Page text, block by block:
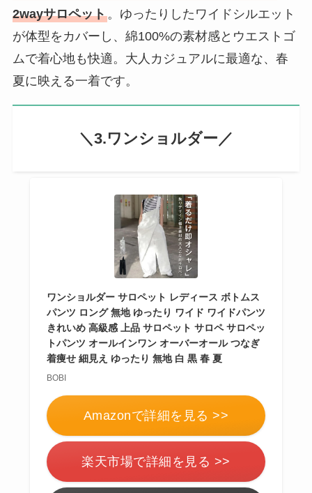
2wayサロペット。ゆったりしたワイドシルエット
が体型をカバーし、綿100%の素材感とウエストゴ
ムで着心地も快適。大人カジュアルに最適な、春
夏に映える一着です。
＼3.ワンショルダー／
ワンショルダー サロペット レディース ボトムス
パンツ ロング 無地 ゆったり ワイド ワイドパンツ
きれいめ 高級感 上品 サロペット サロペ サロペッ
トパンツ オールインワン オーバーオール つなぎ
着痩せ 細見え ゆったり 無地 白 黒 春 夏
BOBI
Amazonで詳細を見る >>
楽天市場で詳細を見る >>